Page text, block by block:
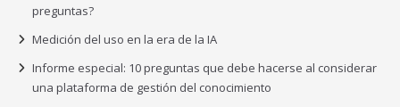
preguntas?
Medición del uso en la era de la IA
Informe especial: 10 preguntas que debe hacerse al considerar
una plataforma de gestión del conocimiento